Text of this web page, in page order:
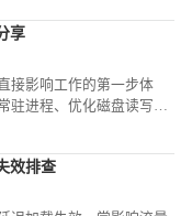
享
接影响工作的第一步体
驻进程、优化磁盘读写权
级冷启动的畅快反馈感，
效排查